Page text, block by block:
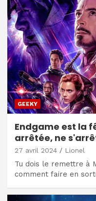
GEEKY
Endgame est la
arrêtée, ne
27 avril 2024 Lionel
Tu dois le remettre à
comment faire en